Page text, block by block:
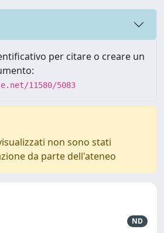
per citare o creare un
11580/5083
non sono stati
da parte dell'ateneo
ND